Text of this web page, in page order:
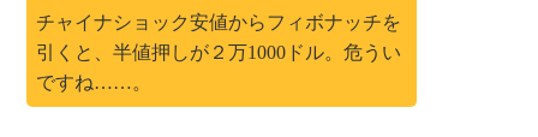
チャイナショック安値からフィボナッチを
引くと、半値押しが２万1000ドル。危うい
ですね……。